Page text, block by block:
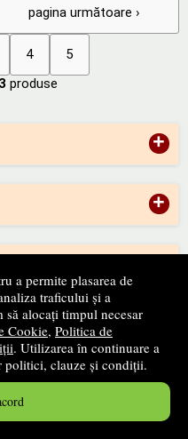
a permite plasarea de
traficului și a
alocați timpul necesar
Cookie, Politica de
. Utilizarea în continuare a
politici, clauze și condiții.
+
+
-
4 5
pagina următoare ›
produse